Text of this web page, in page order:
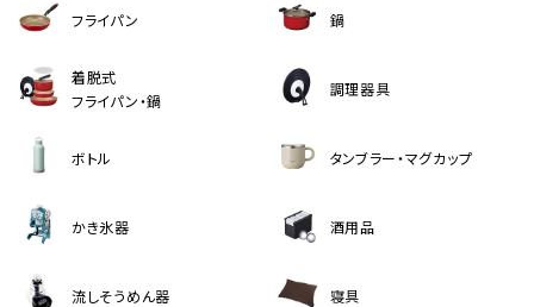
フライパン 鍋
着脱式
フライパン・鍋
調理器具
ボトル タンブラー・マグカップ
かき氷器 酒用品
流しそうめん器 寝具